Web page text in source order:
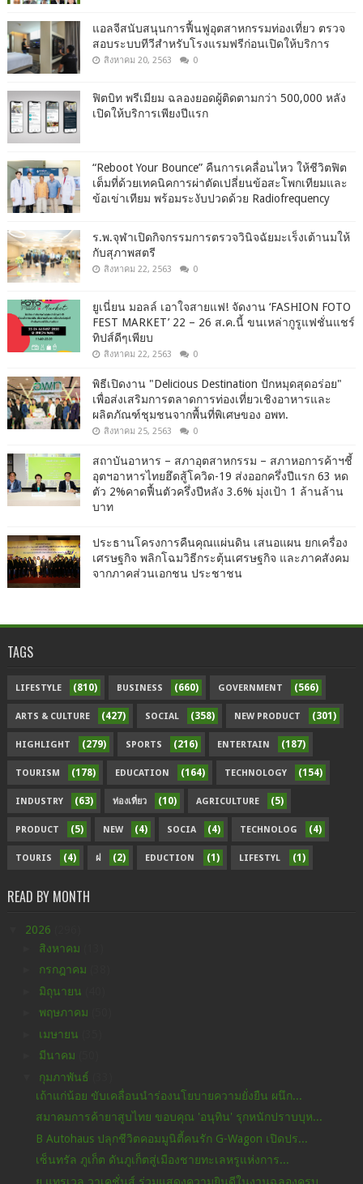
แอลจีสนับสนุนการฟื้นฟูอุตสาหกรรมท่องเที่ยว ตรวจ
สอบระบบทีวีสำหรับโรงแรมฟรีก่อนเปิดให้บริการ
สิงหาคม 20, 2563 0
ฟิตบิท พรีเมียม ฉลองยอดผู้ติดตามกว่า 500,000 หลัง
เปิดให้บริการเพียงปีแรก
“Reboot Your Bounce” คืนการเคลื่อนไหว ให้ชีวิตฟิต
เต็มที่ด้วยเทคนิคการผ่าตัดเปลี่ยนข้อสะโพกเทียมและ
ข้อเข่าเทียม พร้อมระงับปวดด้วย Radiofrequency
ร.พ.จุฬาเปิดกิจกรรมการตรวจวินิจฉัยมะเร็งเต้านมให้
กับสุภาพสตรี
สิงหาคม 22, 2563 0
ยูเนี่ยน มอลล์ เอาใจสายแฟ! จัดงาน ‘FASHION FOTO
FEST MARKET’ 22 – 26 ส.ค.นี้ ขนเหล่ากูรูแฟชั่นแชร์
ทิปส์ดีๆเพียบ
สิงหาคม 22, 2563 0
พิธีเปิดงาน "Delicious Destination ปักหมุดสุดอร่อย"
เพื่อส่งเสริมการตลาดการท่องเที่ยวเชิงอาหารและ
ผลิตภัณฑ์ชุมชนจากพื้นที่พิเศษของ อพท.
สิงหาคม 25, 2563 0
สถาบันอาหาร – สภาอุตสาหกรรม – สภาหอการค้าฯชี้
อุตฯอาหารไทยฮึดสู้โควิด-19 ส่งออกครึ่งปีแรก 63 หด
ตัว 2%คาดฟื้นตัวครึ่งปีหลัง 3.6% มุ่งเป้า 1 ล้านล้าน
บาท
ประธานโครงการคืนคุณแผ่นดิน เสนอแผน ยกเครื่อง
เศรษฐกิจ พลิกโฉมวิธีกระตุ้นเศรษฐกิจ และภาคสังคม
จากภาคส่วนเอกชน ประชาชน
TAGS
LIFESTYLE (810) BUSINESS (660) GOVERNMENT (566)
ARTS & CULTURE (427) SOCIAL (358) NEW PRODUCT (301)
HIGHLIGHT (279) SPORTS (216) ENTERTAIN (187)
TOURISM (178) EDUCATION (164) TECHNOLOGY (154)
INDUSTRY (63) ท่องเที่ยว (10) AGRICULTURE (5)
PRODUCT (5) NEW (4) SOCIA (4) TECHNOLOG (4)
TOURIS (4) ฝ (2) EDUCTION (1) LIFESTYL (1)
READ BY MONTH
2026
สิงหาคม
กรกฎาคม
มิถุนายน
พฤษภาคม
เมษายน
มีนาคม
กุมภาพันธ์
เถ้าแก่น้อย ขับเคลื่อนนำร่องนโยบายความยั่งยืน ผนึก...
สมาคมการค้ายาสูบไทย ขอบคุณ 'อนุทิน' รุกหนักปราบบุห...
B Autohaus ปลุกชีวิตคอมมูนิตี้คนรัก G-Wagon เปิดปร...
เซ็นทรัล ภูเก็ต ดันภูเก็ตสู่เมืองชายทะเลหรูแห่งการ...
ยู.แทรเวล วาเคชั่นส์ ร่วมแสดงความยินดีในงานฉลองครบ...